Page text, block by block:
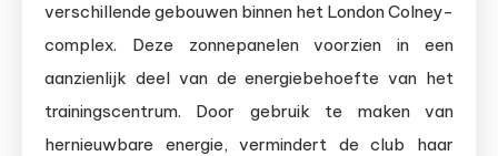
verschillende gebouwen binnen het London Colney-
complex. Deze zonnepanelen voorzien in een
aanzienlijk deel van de energiebehoefte van het
trainingscentrum. Door gebruik te maken van
hernieuwbare energie, vermindert de club haar